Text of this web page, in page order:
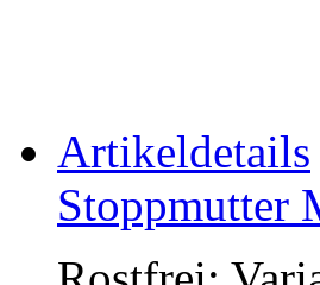
Artikeldetails
Stoppmutter